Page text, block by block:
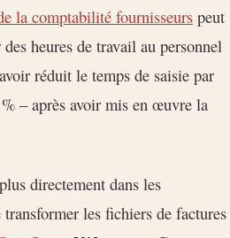
la comptabilité fournisseurs peut
heures de travail au personnel
réduit le temps de saisie par
– après avoir mis en œuvre la
directement dans les
les fichiers de factures